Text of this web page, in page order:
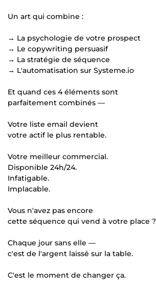
Un art qui combine :
→ La psychologie de votre prospect
→ Le copywriting persuasif
→ La stratégie de séquence
→ L'automatisation sur Systeme.io
Et quand ces 4 éléments sont
parfaitement combinés —
Votre liste email devient
votre actif le plus rentable.
Votre meilleur commercial.
Disponible 24h/24.
Infatigable.
Implacable.
Vous n'avez pas encore
cette séquence qui vend à votre place ?
Chaque jour sans elle —
c'est de l'argent laissé sur la table.
C'est le moment de changer ça.